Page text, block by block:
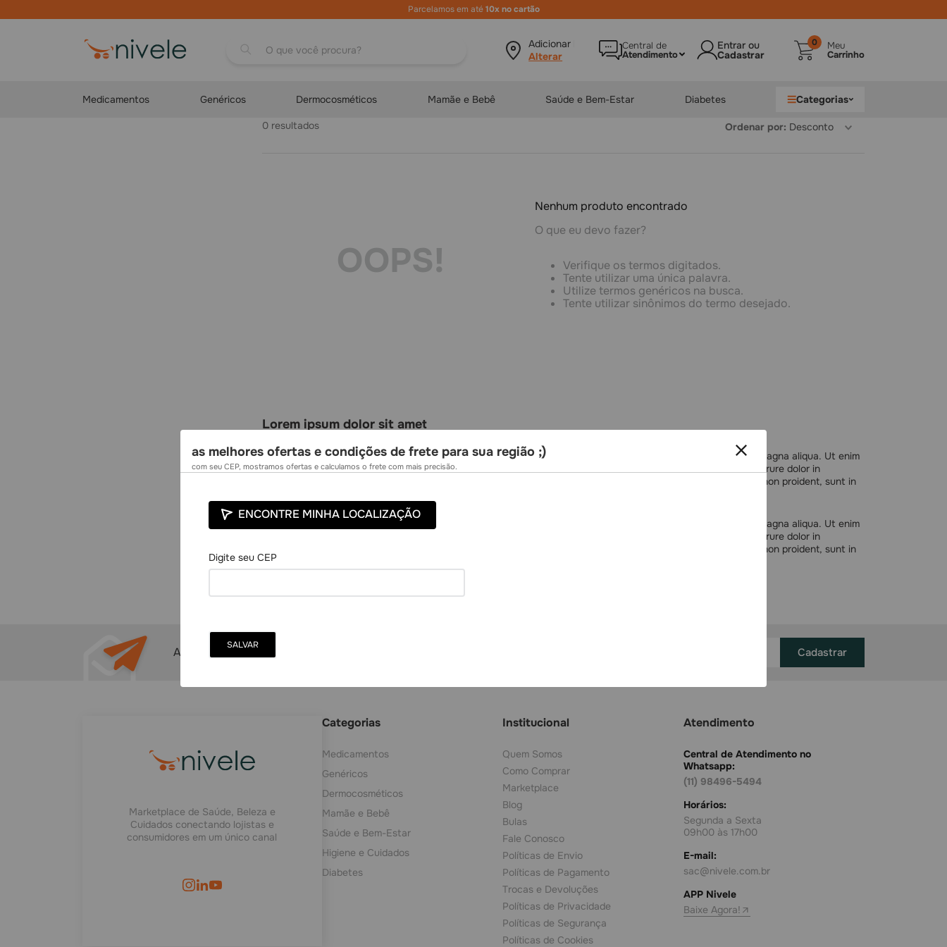
Parcelamos em até10x no cartão
O que você procura? Adicionar local Central de
Atendimento
0 Meu
Carrinho
Medicamentos Genéricos Dermocosméticos Mamãe e Bebê Saúde e Bem-Estar Diabetes Categorias
0 Ordenar por Desconto
OOPS!
Nenhum produto encontrado
O que eu devo fazer?
Verifique os termos digitados.
Tente utilizar uma única palavra.
Utilize termos genéricos na busca.
Tente utilizar sinônimos do termo desejado.
Lorem ipsum dolor sit amet
Lorem ipsum dolor sit amet, consectetur adipiscing elit, sed do eiusmod tempor incididunt ut labore et dolore magna aliqua. Ut enim
ad minim veniam, quis nostrud exercitation ullamco laboris nisi ut aliquip ex ea commodo consequat. Duis aute irure dolor in
reprehenderit in voluptate velit esse cillum dolore eu fugiat nulla pariatur. Excepteur sint occaecat cupidatat non proident, sunt in
Lorem ipsum dolor sit amet, consectetur adipiscing elit, sed do eiusmod tempor incididunt ut labore et dolore magna aliqua. Ut enim
ad minim veniam, quis nostrud exercitation ullamco laboris nisi ut aliquip ex ea commodo consequat. Duis aute irure dolor in
reprehenderit in voluptate velit esse cillum dolore eu fugiat nulla pariatur. Excepteur sint occaecat cupidatat non proident, sunt in
culpa qui officia deserunt mollit anim id est laborum
Assine nossa newsletter e fique por dentro de tudo! Cadastrar
Marketplace de Saúde, Beleza e
Cuidados conectando lojistas e
consumidores em um único canal
Categorias
Medicamentos
Genéricos
Dermocosméticos
Mamãe e Bebê
Saúde e Bem-Estar
Higiene e Cuidados
Diabetes
Institucional
Quem Somos
Como Comprar
Marketplace
Blog
Bulas
Fale Conosco
Políticas de Envio
Políticas de Pagamento
Trocas e Devoluções
Políticas de Privacidade
Políticas de Segurança
Políticas de Cookies
Atendimento
Central de Atendimento no
Whatsapp:
(11) 98496-5494
Horários:
Segunda a Sexta
09h00 às 17h00
E-mail:
sac@nivele.com.br
APP Nivele
Baixe Agora!
as melhores ofertas e condições de frete para sua região ;)
com seu CEP, mostramos ofertas e calculamos o frete com mais precisão.
ENCONTRE MINHA LOCALIZAÇÃO